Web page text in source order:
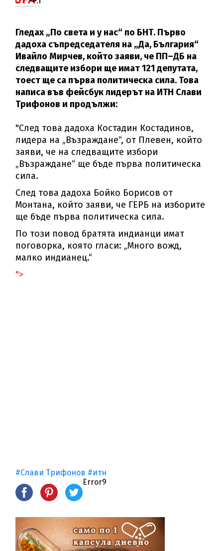
Гледах „По света и у нас“ по БНТ. Първо
дадоха съпредседателя на „Да, България“
Ивайло Мирчев, който заяви, че ПП–ДБ на
следващите избори ще имат 121 депутата,
тоест ще са първа политическа сила. Това
написа във фейсбук лидерът на ИТН Слави
Трифонов и продължи:
"След това дадоха Костадин Костадинов,
лидера на „Възраждане“, от Плевен, който
заяви, че на следващите избори
„Възраждане“ ще бъде първа политическа
сила.
След това дадоха Бойко Борисов от
Монтана, който заяви, че ГЕРБ на изборите
ще бъде първа политическа сила.
По този повод братята индианци имат
поговорка, която гласи: „Много вожд,
малко индианец.“
">
#Слави Трифонов #итн
Error9